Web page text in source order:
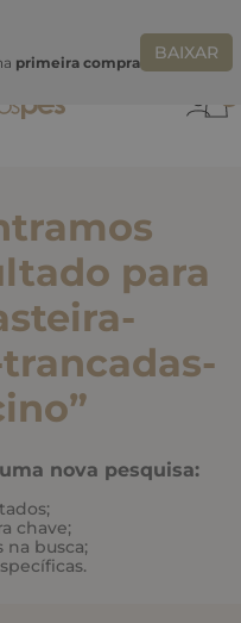
primeira compra BAIXAR
para
”
nova pesquisa:
chave;
busca;